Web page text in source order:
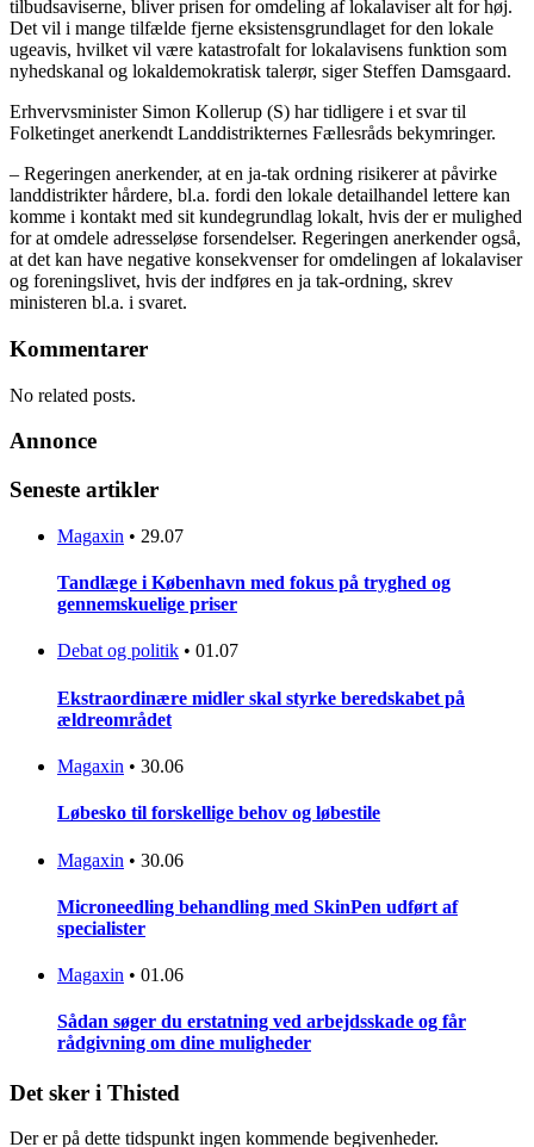
tilbudsaviserne, bliver prisen for omdeling af lokalaviser alt for høj.
Det vil i mange tilfælde fjerne eksistensgrundlaget for den lokale
ugeavis, hvilket vil være katastrofalt for lokalavisens funktion som
nyhedskanal og lokaldemokratisk talerør, siger Steffen Damsgaard.
Erhvervsminister Simon Kollerup (S) har tidligere i et svar til
Folketinget anerkendt Landdistrikternes Fællesråds bekymringer.
– Regeringen anerkender, at en ja-tak ordning risikerer at påvirke
landdistrikter hårdere, bl.a. fordi den lokale detailhandel lettere kan
komme i kontakt med sit kundegrundlag lokalt, hvis der er mulighed
for at omdele adresseløse forsendelser. Regeringen anerkender også,
at det kan have negative konsekvenser for omdelingen af lokalaviser
og foreningslivet, hvis der indføres en ja tak-ordning, skrev
ministeren bl.a. i svaret.
Kommentarer
No related posts.
Annonce
Seneste artikler
Magaxin • 29.07
Tandlæge i København med fokus på tryghed og
gennemskuelige priser
Debat og politik • 01.07
Ekstraordinære midler skal styrke beredskabet på
ældreområdet
Magaxin • 30.06
Løbesko til forskellige behov og løbestile
Magaxin • 30.06
Microneedling behandling med SkinPen udført af
specialister
Magaxin • 01.06
Sådan søger du erstatning ved arbejdsskade og får
rådgivning om dine muligheder
Det sker i Thisted
Der er på dette tidspunkt ingen kommende begivenheder.